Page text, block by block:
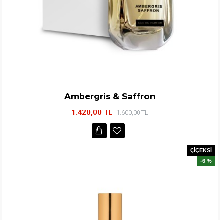
Ambergris & Saffron
1.420,00 TL 1.600,00 TL
ÇİÇEKSİ
-6 %